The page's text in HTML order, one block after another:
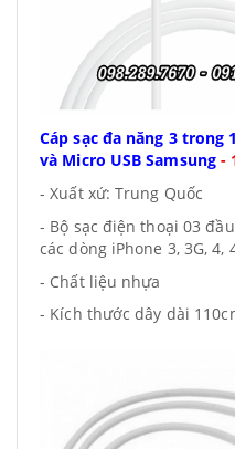
Cáp sạc đa năng 3 trong
và Micro USB Samsung-
- Xuất xứ: Trung Quốc
- Bộ sạc điện thoại 03
các dòng iPhone 3, 3G, 4,
- Chất liệu nhựa
- Kích thước dây dài